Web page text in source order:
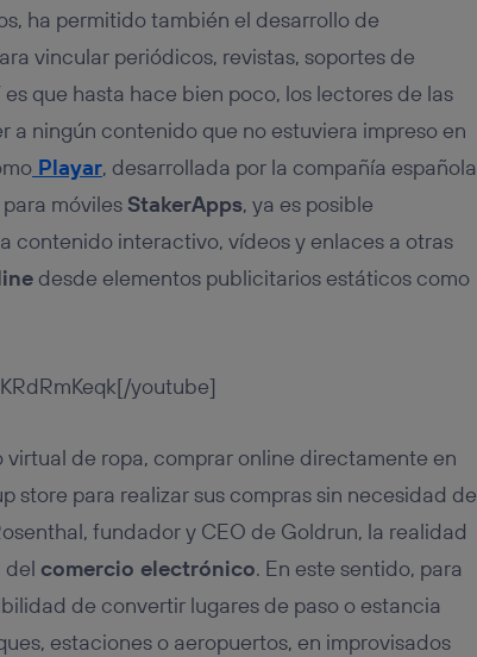
ha permitido también el desarrollo de
vincular periódicos, revistas, soportes de
que hasta hace bien poco, los lectores de las
ningún contenido que no estuviera impreso en
Playar, desarrollada por la compañía española
móvilesStakerApps, ya es posible
contenido interactivo, vídeos y enlaces a otras
desde elementos publicitarios estáticos como
youtube]
de ropa, comprar online directamente en
store para realizar sus compras sin necesidad de
fundador y CEO de Goldrun, la realidad
del comercio electrónico. En este sentido, para
de convertir lugares de paso o estancia
estaciones o aeropuertos, en improvisados